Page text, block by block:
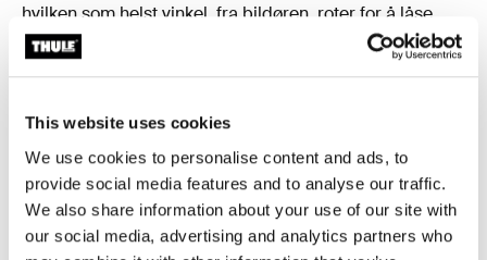
This website uses cookies
We use cookies to personalise content and ads, to
provide social media features and to analyse our traffic.
We also share information about your use of our site with
our social media, advertising and analytics partners who
hvilken som helst vinkel, fra bildøren, roter for å låse
den, og du er klar til å dra.